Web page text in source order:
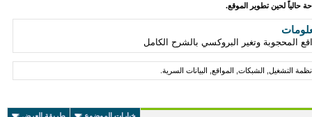
حالياً لحين تطوير الموقع.
التشغيل, الشبكات, المواقع, البيانات السرية.